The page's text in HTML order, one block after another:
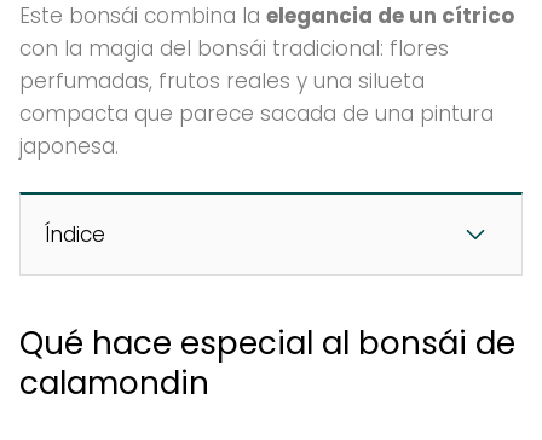
Este bonsái combina la elegancia de un cítrico
con la magia del bonsái tradicional: flores
perfumadas, frutos reales y una silueta
compacta que parece sacada de una pintura
japonesa.
Índice
Qué hace especial al bonsái de
calamondin